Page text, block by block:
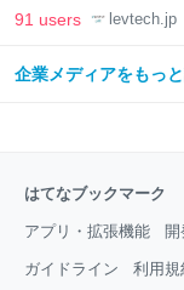
LAB
91 users levtech.jp
企業メディアをもっ
はてなブックマーク
アプリ・拡張機能
ガイドライン 利用規